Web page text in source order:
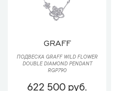
GRAFF
ПОДВЕСКА GRAFF WILD FLOWER
DOUBLE DIAMOND PENDANT
RGP790
622 500 руб.